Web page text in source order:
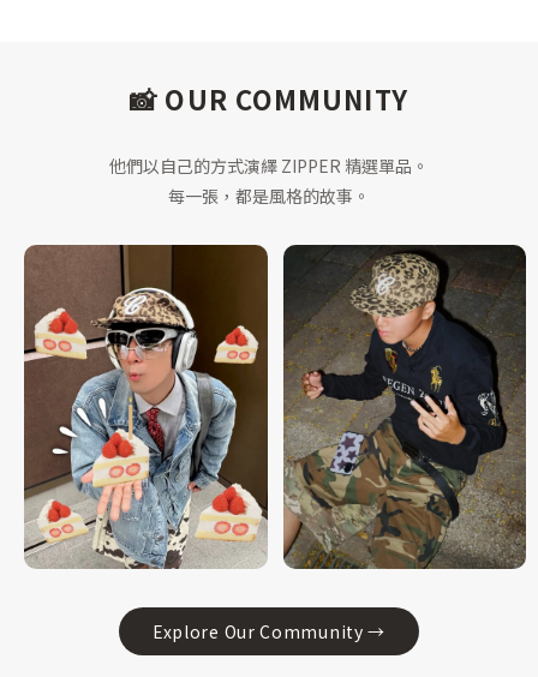
📸 OUR COMMUNITY
他們以自己的方式演繹 ZIPPER 精選單品。
每一張，都是風格的故事。
Explore Our Community →